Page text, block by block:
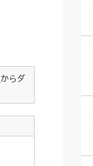
からダ